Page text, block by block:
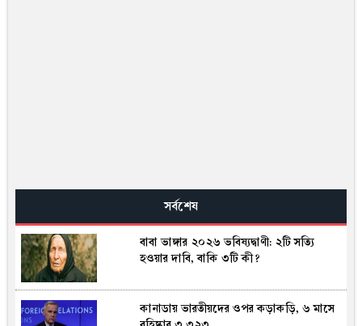
সর্বশেষ
বাবা ভাঙ্গার ২০২৬ ভবিষ্যদ্বাণী: ২টি সত্যি
হওয়ার দাবি, বাকি ৩টি কী?
কানাডায় ভারতীয়দের ওপর কড়াকড়ি, ৬ মাসে